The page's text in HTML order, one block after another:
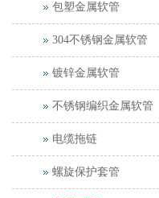
包塑金属软管
304不锈钢金属软管
镀锌金属软管
不锈钢编织金属软管
电缆拖链
螺旋保护套管